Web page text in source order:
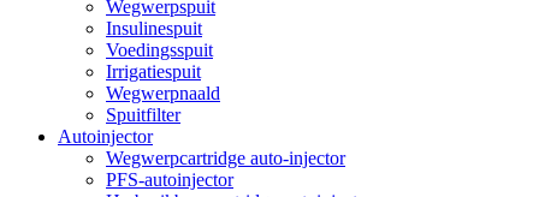
Wegwerpspuit
Insulinespuit
Voedingsspuit
Irrigatiespuit
Wegwerpnaald
Spuitfilter
Autoinjector
Wegwerpcartridge auto-injector
PFS-autoinjector